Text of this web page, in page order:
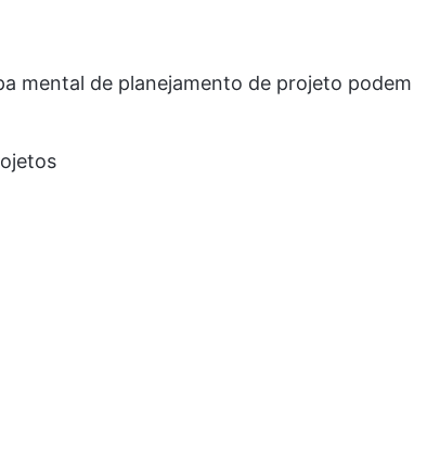
mental de planejamento de projeto podem